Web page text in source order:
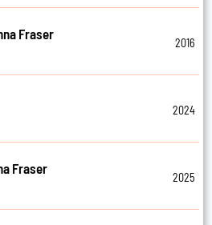
Fraser
2016
2024
Fraser
2025